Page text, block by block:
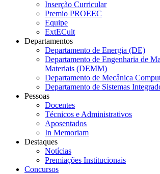
Inserção Curricular
Premio PROEEC
Equipe
ExtECult
Departamentos
Departamento de Energia (DE)
Departamento de Engenharia de
Materiais (DEMM)
Departamento de Mecânica
Departamento de Sistemas
Pessoas
Docentes
Técnicos e Administrativos
Aposentados
In Memoriam
Destaques
Notícias
Premiações Institucionais
Concursos